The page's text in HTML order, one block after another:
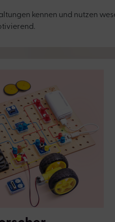
kennen und nutzen